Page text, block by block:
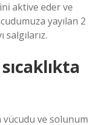
aktive eder ve
yayılan 2
ve solunum